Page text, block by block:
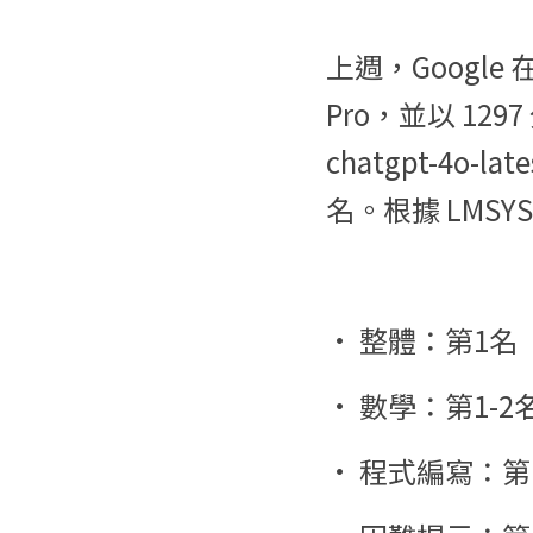
上週，Google
Pro，並以
chatgpt-4o-
名。根據
• 整體：第1名
• 數學：第1-2
• 程式編寫：